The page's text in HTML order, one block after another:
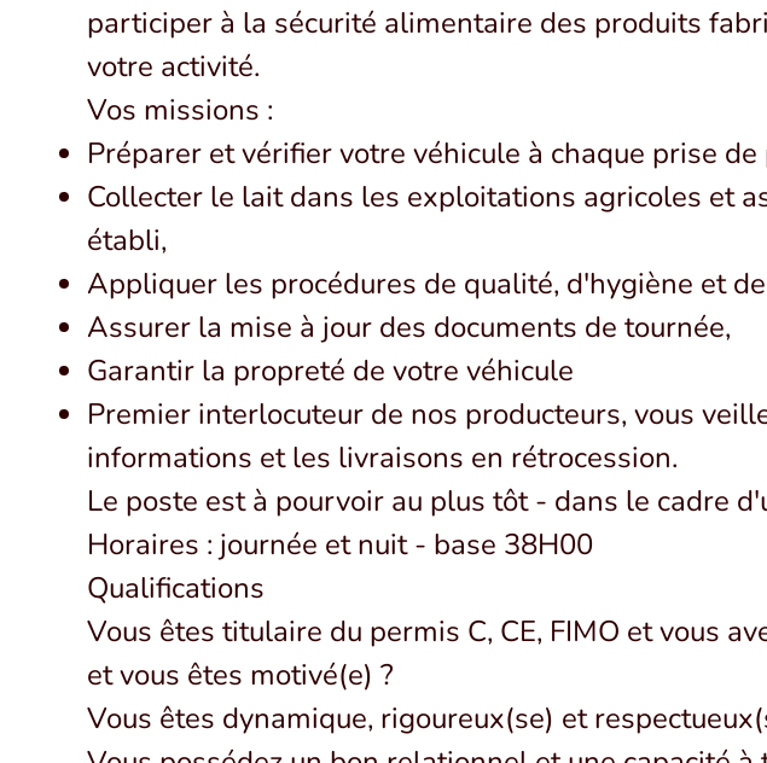
participer à la sécurité alimentaire des produits
votre activité.
Vos missions :
Préparer et vérifier votre véhicule à chaque prise de
Collecter le lait dans les exploitations agricoles et
établi,
Appliquer les procédures de qualité, d'hygiène et
Assurer la mise à jour des documents de tournée,
Garantir la propreté de votre véhicule
Premier interlocuteur de nos producteurs, vous
informations et les livraisons en rétrocession.
Le poste est à pourvoir au plus tôt - dans le cadre
Horaires : journée et nuit - base 38H00
Qualifications
Vous êtes titulaire du permis C, CE, FIMO et vous
et vous êtes motivé(e) ?
Vous êtes dynamique, rigoureux(se) et